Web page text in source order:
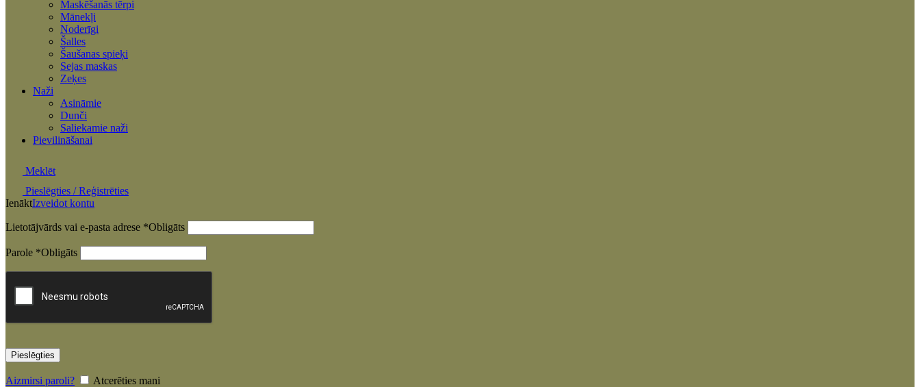
Maskēšanās tērpi
Mānekļi
Noderīgi
Šalles
Šaušanas spieķi
Sejas maskas
Zeķes
Naži
Asināmie
Dunči
Saliekamie naži
Pievilināšanai
Meklēt
Pieslēgties / Reģistrēties
IenāktIzveidot kontu
Lietotājvārds vai e-pasta adrese *Obligāts
Parole *Obligāts
Pieslēgties
Aizmirsi paroli? Atcerēties mani